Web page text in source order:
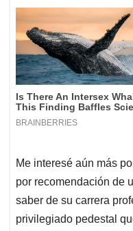
Me interesé aún más
por recomendación de
saber de su carrera
privilegiado pedestal